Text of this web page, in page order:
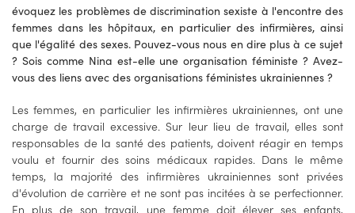
évoquez les problèmes de discrimination sexiste à l'encontre des
femmes dans les hôpitaux, en particulier des infirmières, ainsi
que l'égalité des sexes. Pouvez-vous nous en dire plus à ce sujet
? Sois comme Nina est-elle une organisation féministe ? Avez-
vous des liens avec des organisations féministes ukrainiennes ?
Les femmes, en particulier les infirmières ukrainiennes, ont une
charge de travail excessive. Sur leur lieu de travail, elles sont
responsables de la santé des patients, doivent réagir en temps
voulu et fournir des soins médicaux rapides. Dans le même
temps, la majorité des infirmières ukrainiennes sont privées
d'évolution de carrière et ne sont pas incitées à se perfectionner.
En plus de son travail, une femme doit élever ses enfants,